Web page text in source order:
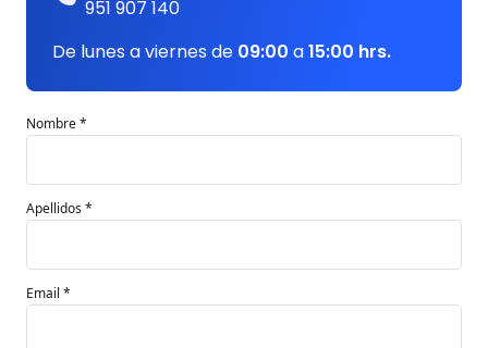
951 907 140
De lunes a viernes de 09:00 a15:00 hrs.
Nombre *
Apellidos *
Email *